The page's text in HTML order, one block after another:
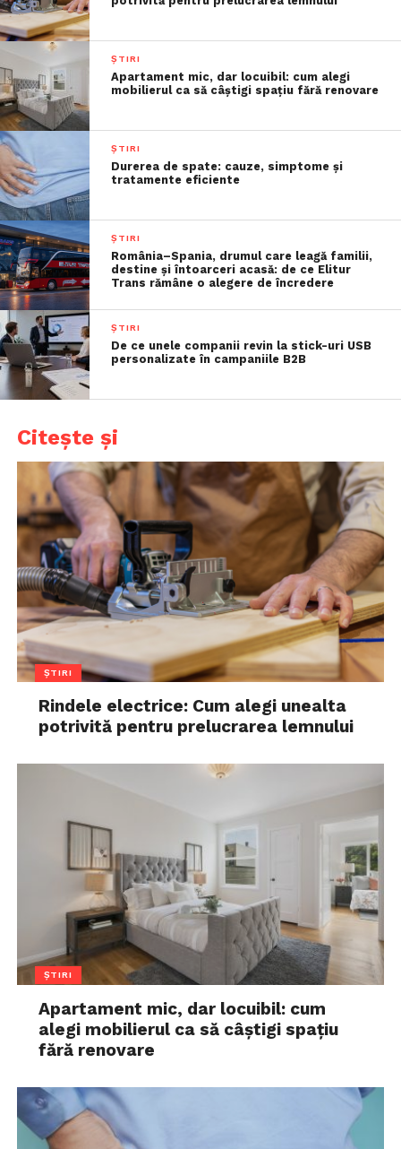
ȘTIRI
Apartament mic, dar locuibil: cum alegi
mobilierul ca să câștigi spațiu fără renovare
ȘTIRI
Durerea de spate: cauze, simptome și
tratamente eficiente
ȘTIRI
România–Spania, drumul care leagă familii,
destine și întoarceri acasă: de ce Elitur
Trans rămâne o alegere de încredere
ȘTIRI
De ce unele companii revin la stick-uri USB
personalizate în campaniile B2B
Citește și
ȘTIRI
Rindele electrice: Cum alegi unealta
potrivită pentru prelucrarea lemnului
ȘTIRI
Apartament mic, dar locuibil: cum
alegi mobilierul ca să câștigi spațiu
fără renovare